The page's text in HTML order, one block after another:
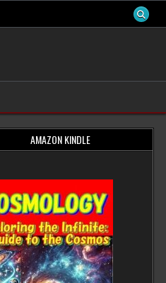
AMAZON KINDLE